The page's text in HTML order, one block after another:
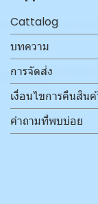
Cattalog
บทความ
การจัดส่ง
เงื่อนไขการคืนสิน
คำถามที่พบบ่อย